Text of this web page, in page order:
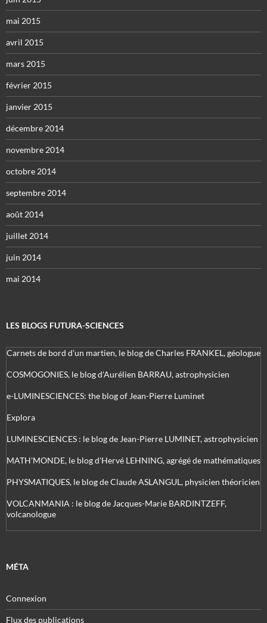
mai 2015
avril 2015
mars 2015
février 2015
janvier 2015
décembre 2014
novembre 2014
octobre 2014
septembre 2014
août 2014
juillet 2014
juin 2014
mai 2014
LES BLOGS FUTURA-SCIENCES
Carnets de bord d’un martien, le blog de Charles FRANKEL, géologue
COSMOGONIES, le blog d'Aurélien BARRAU, astrophysicien
e-LUMINESCIENCES: the blog of Jean-Pierre Luminet
Explora
LUMINESCIENCES : le blog de Jean-Pierre LUMINET, astrophysicien
MATH'MONDE, le blog d'Hervé LEHNING, agrégé de mathématiques
PHYSMATIQUES, le blog de Claude ASLANGUL, physicien théoricien
VOLCANMANIA : le blog de Jacques-Marie BARDINTZEFF,
volcanologue
MÉTA
Connexion
Flux des publications